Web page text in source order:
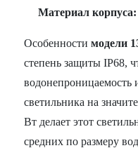
Материал корпуса:
Особенностимодели
степень защиты IP68,
водонепроницаемость
светильника на
Вт делает этот
средних по размеру